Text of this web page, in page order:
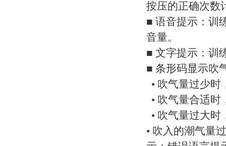
按压的正确次数
■ 语音提示：训
音量。
■ 文字提示：训
■ 条形码显示吹
• 吹气量过少
• 吹气量合适
• 吹气量过大
• 吹入的潮气量